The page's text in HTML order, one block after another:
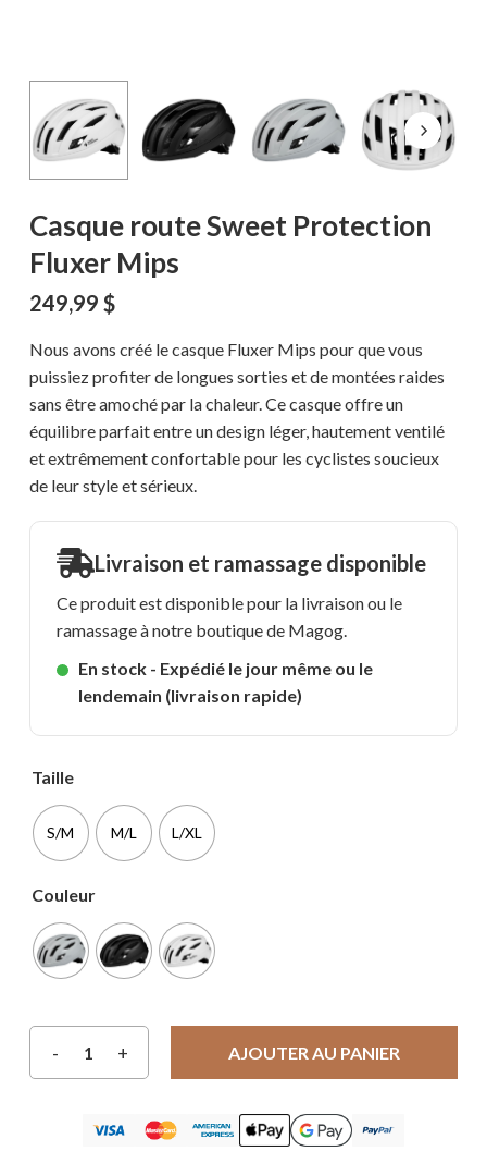
Casque route Sweet Protection
Fluxer Mips
249,99 $
Nous avons créé le casque Fluxer Mips pour que vous
puissiez profiter de longues sorties et de montées raides
sans être amoché par la chaleur. Ce casque offre un
équilibre parfait entre un design léger, hautement ventilé
et extrêmement confortable pour les cyclistes soucieux
de leur style et sérieux.
Livraison et ramassage disponible
Ce produit est disponible pour la livraison ou le
ramassage à notre boutique de Magog.
En stock - Expédié le jour même ou le
lendemain (livraison rapide)
Taille
S/M M/L L/XL
Couleur
AJOUTER AU PANIER